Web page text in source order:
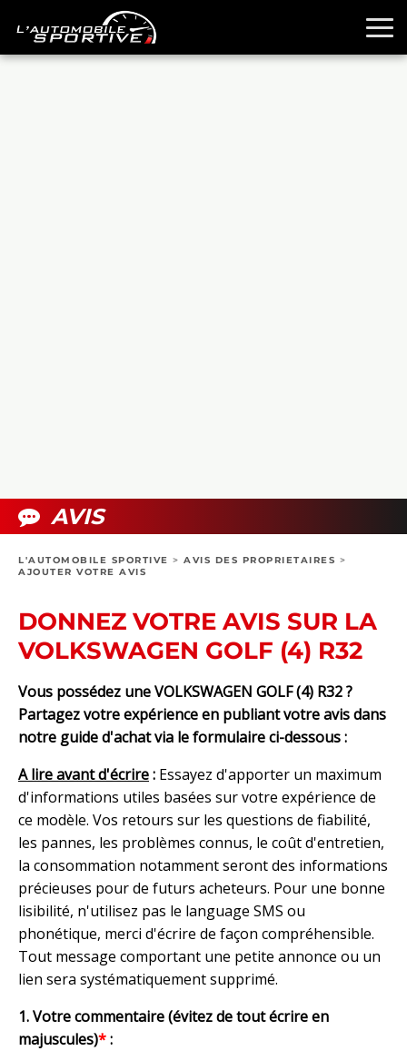
BOUTIQUE
AVIS
L'AUTOMOBILE SPORTIVE > AVIS DES PROPRIETAIRES >
AJOUTER VOTRE AVIS
DONNEZ VOTRE AVIS SUR LA
VOLKSWAGEN GOLF (4) R32
Vous possédez une VOLKSWAGEN GOLF (4) R32 ?
Partagez votre expérience en publiant votre avis dans
notre guide d'achat via le formulaire ci-dessous :
A lire avant d'écrire: Essayez d'apporter un maximum
d'informations utiles basées sur votre expérience de
ce modèle. Vos retours sur les questions de fiabilité,
les pannes, les problèmes connus, le coût d'entretien,
la consommation notamment seront des informations
précieuses pour de futurs acheteurs. Pour une bonne
lisibilité, n'utilisez pas le language SMS ou
phonétique, merci d'écrire de façon compréhensible.
Tout message comportant une petite annonce ou un
lien sera systématiquement supprimé.
1. Votre commentaire (évitez de tout écrire en
majuscules)*: